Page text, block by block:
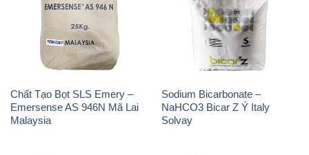
Chất Tạo Bọt SLS Emery –
Emersense AS 946N Mã Lai
Malaysia
Sodium Bicarbonate –
NaHCO3 Bicar Z Ý Italy
Solvay